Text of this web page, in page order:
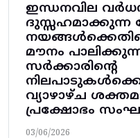
ഇന്ധനവില
ദുസ്സഹമാക്കുന്ന
മൗനം
സർക്കാരിന്റെ
വ്യാഴാഴ്ച
പ്രക്ഷോഭം
03/06/2026